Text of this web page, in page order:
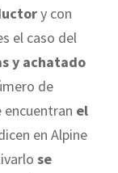
y con
el caso del
y achatado
de
el
en Alpine
se